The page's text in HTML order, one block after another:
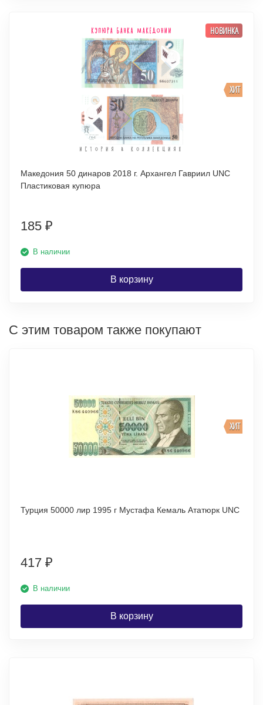
ХИТ
НОВИНКА
Македония 50 динаров 2018 г. Архангел Гавриил UNC
Пластиковая купюра
185 ₽
В наличии
В корзину
С этим товаром также покупают
ХИТ
Турция 50000 лир 1995 г Мустафа Кемаль Ататюрк UNC
417 ₽
В наличии
В корзину